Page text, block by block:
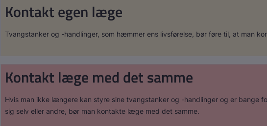
Kontakt egen læge
Tvangstanker og -handlinger, som hæmmer ens livsførelse, bør føre til, at man
Kontakt læge med det samme
Hvis man ikke længere kan styre sine tvangstanker og -handlinger og er bange
sig selv eller andre, bør man kontakte læge med det samme.